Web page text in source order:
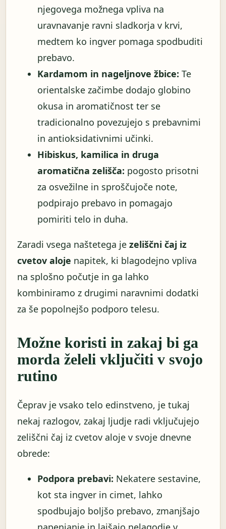
njegovega možnega vpliva na
uravnavanje ravni sladkorja v krvi,
medtem ko ingver pomaga spodbuditi
prebavo.
Kardamom in nageljnove žbice: Te
orientalske začimbe dodajo globino
okusa in aromatičnost ter se
tradicionalno povezujejo s prebavnimi
in antioksidativnimi učinki.
Hibiskus, kamilica in druga
aromatična zelišča: pogosto prisotni
za osvežilne in sproščujoče note,
podpirajo prebavo in pomagajo
pomiriti telo in duha.
Zaradi vsega naštetega je zeliščni čaj iz
cvetov aloje napitek, ki blagodejno vpliva
na splošno počutje in ga lahko
kombiniramo z drugimi naravnimi dodatki
za še popolnejšo podporo telesu.
Možne koristi in zakaj bi ga
morda želeli vključiti v svojo
rutino
Čeprav je vsako telo edinstveno, je tukaj
nekaj razlogov, zakaj ljudje radi vključujejo
zeliščni čaj iz cvetov aloje v svoje dnevne
obrede:
Podpora prebavi: Nekatere sestavine,
kot sta ingver in cimet, lahko
spodbujajo boljšo prebavo, zmanjšajo